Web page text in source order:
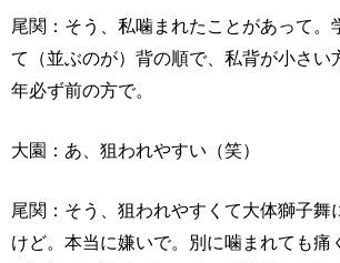
尾関：そう、私噛まれたことがあって。
て（並ぶのが）背の順で、私背が小さい
年必ず前の方で。
大園：あ、狙われやすい（笑）
尾関：そう、狙われやすくて大体獅子舞
けど。本当に嫌いで。別に噛まれても痛